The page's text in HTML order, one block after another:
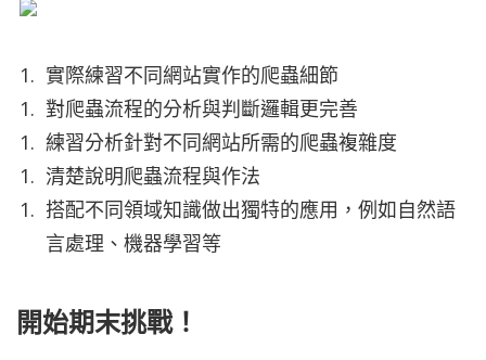
實際練習不同網站實作的爬蟲細節
對爬蟲流程的分析與判斷邏輯更完善
練習分析針對不同網站所需的爬蟲複雜度
清楚說明爬蟲流程與作法
搭配不同領域知識做出獨特的應用，例如自然語
言處理、機器學習等
開始期末挑戰！